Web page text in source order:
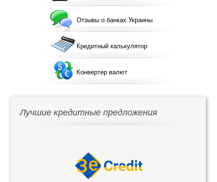
Отзывы о банках Украины
Кредитный калькулятор
Конвертер валют
Лучшие кредитные предложения